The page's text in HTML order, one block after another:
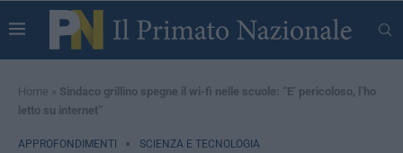
Home » Sindaco grillino spegne il wi-fi nelle scuole: “E’ pericoloso, l’ho
letto su internet”
APPROFONDIMENTI SCIENZA E TECNOLOGIA